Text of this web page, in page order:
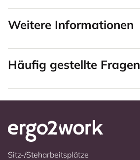
Weitere Informationen
Häufig gestellte Fragen
Sitz-/Steharbeitsplätze